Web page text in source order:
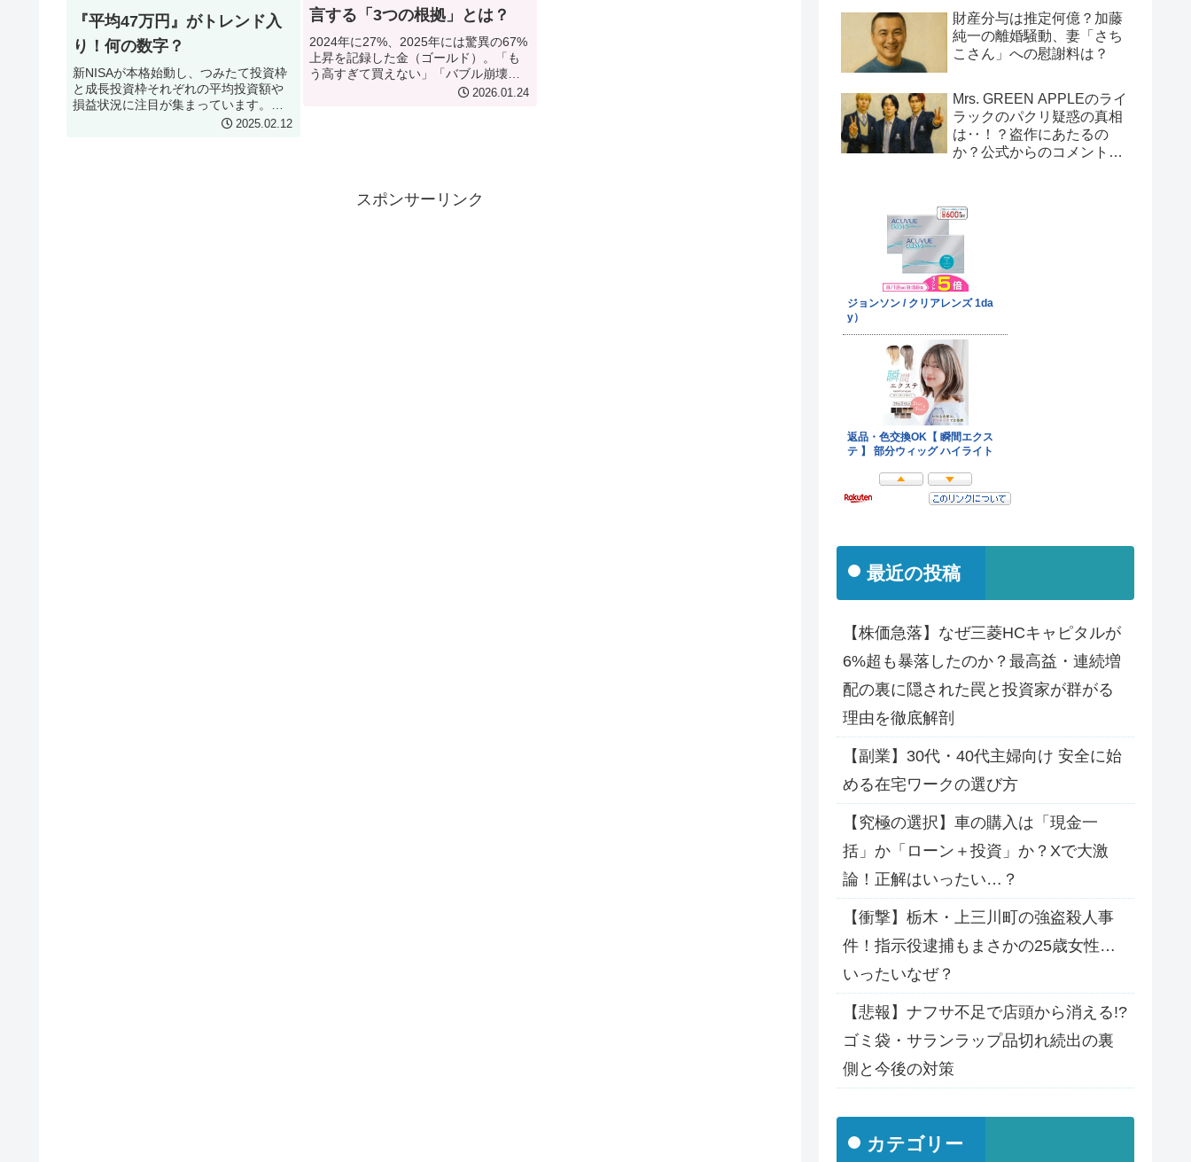
で鋭く分析する。
言する「3つの根拠」とは？
2024年に27%、2025年には驚異の67%
上昇を記録した金（ゴールド）。「も
う高すぎて買えない」「バブル崩壊が
怖い」と躊躇していませんか？しか
まで、余すところなくお伝えします。
2026.01.24
『平均47万円』がトレンド入
り！何の数字？
新NISAが本格始動し、つみたて投資枠
と成長投資枠それぞれの平均投資額や
損益状況に注目が集まっています。投
資ブームの背景からリスク管理まで、
2025.02.12
スポンサーリンク
財産分与は推定何億？加藤
純一の離婚騒動、妻「さち
こさん」への慰謝料は？
Mrs. GREEN APPLEのライ
ラックのパクリ疑惑の真相
は‥！？盗作にあたるの
か？公式からのコメント
最近の投稿
【株価急落】なぜ三菱HCキャピタルが
6%超も暴落したのか？最高益・連続増
配の裏に隠された罠と投資家が群がる
理由を徹底解剖
【副業】30代・40代主婦向け 安全に始
める在宅ワークの選び方
【究極の選択】車の購入は「現金一
括」か「ローン＋投資」か？Xで大激
論！正解はいったい…？
【衝撃】栃木・上三川町の強盗殺人事
件！指示役逮捕もまさかの25歳女性…
いったいなぜ？
【悲報】ナフサ不足で店頭から消える!?
ゴミ袋・サランラップ品切れ続出の裏
側と今後の対策
カテゴリー